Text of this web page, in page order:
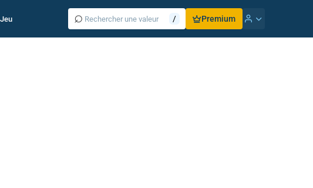
Jeu ⌕ / Premium